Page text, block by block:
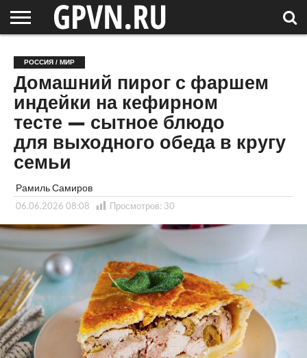
ОБЛАСТЬ
НОВОСТИ
СОСЕДЕЙ
РОССИЯ
/ МИР
СПЕЦПРОЕКТЫ
БЛОГ
СТАТЬИ
ФОТОРЕПОРТАЖИ
ИНТЕРВЬЮ
ОБЪЕКТЫ
ПОДБОРКИ
РОССИЯ / МИР
Домашний пирог с фаршем
индейки на кефирном
тесте — сытное блюдо
для выходного обеда в кругу
семьи
Рамиль Самиров
06.06.2026 08:08 Просмотров: 30